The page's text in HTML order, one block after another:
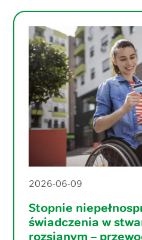
2026-06-09
Stopnie
świadczenia w
rozsianym –